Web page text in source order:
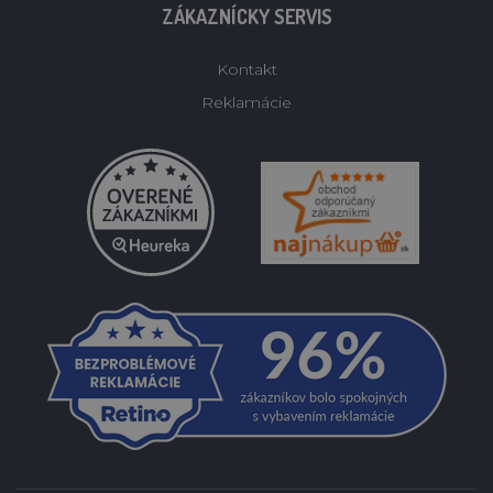
ZÁKAZNÍCKY SERVIS
Kontakt
Reklamácie